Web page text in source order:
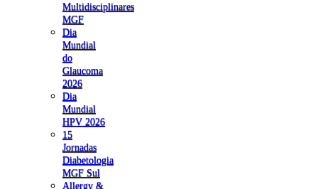
Multidisciplinares
MGF
Dia
Mundial
do
Glaucoma
2026
Dia
Mundial
HPV 2026
15
Jornadas
Diabetologia
MGF Sul
Allergy &